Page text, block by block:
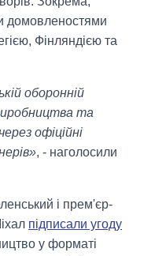
домовленостями
Фінляндією та
оборонній
та
офіційні
, - наголосили
і прем'єр-
підписали угоду
у форматі